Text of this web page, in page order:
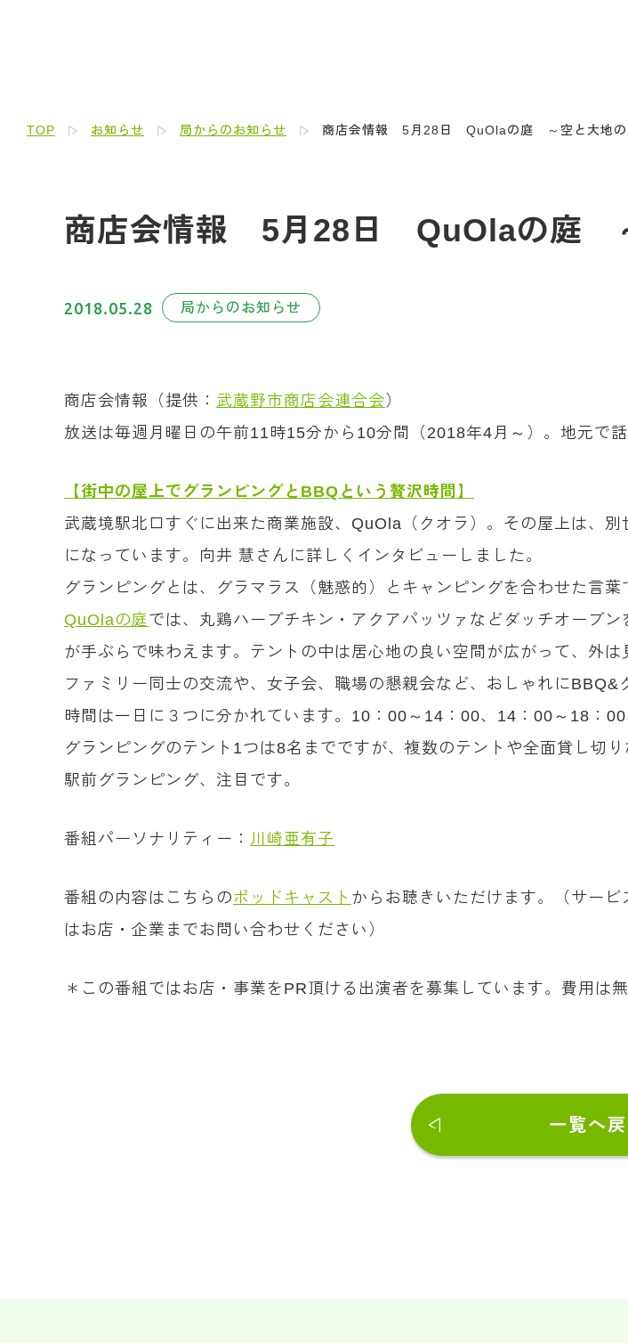
TOP お知らせ 局からのお知らせ 商店会情報 5月28日 QuOlaの庭 ～空と大地の
商店会情報 5月28日 QuOlaの庭
2018.05.28 局からのお知らせ
商店会情報（提供： 武蔵野市商店会連合会）
放送は毎週月曜日の午前11時15分から10分間（2018年4月～）。地元で
【街中の屋上でグランピングとBBQという贅沢時間】
武蔵境駅北口すぐに出来た商業施設、QuOla（クオラ）。その屋上は、
になっています。向井 慧さんに詳しくインタビューしました。
グランピングとは、グラマラス（魅惑的）とキャンピングを合わせた言
QuOlaの庭では、丸鶏ハーブチキン・アクアパッツァなどダッチオーブ
が手ぶらで味わえます。テントの中は居心地の良い空間が広がって、外
ファミリー同士の交流や、女子会、職場の懇親会など、おしゃれにBBQ&
時間は一日に３つに分かれています。10：00～14：00、14：00～18：00
グランピングのテント1つは8名までですが、複数のテントや全面貸し切
駅前グランピング、注目です。
番組パーソナリティー： 川崎亜有子
番組の内容はこちらのポッドキャスト からお聴きいただけます。（サー
はお店・企業までお問い合わせください）
＊この番組ではお店・事業をPR頂ける出演者を募集しています。費用は
一覧へ戻